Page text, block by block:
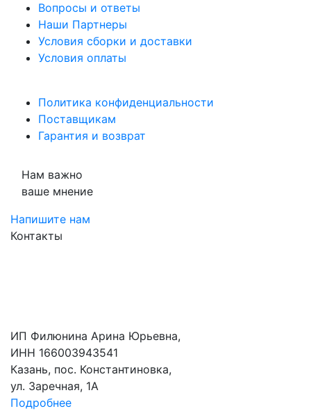
Вопросы и ответы
Наши Партнеры
Условия сборки и доставки
Условия оплаты
Политика конфиденциальности
Поставщикам
Гарантия и возврат
Нам важно
ваше мнение
Напишите нам
Контакты
ИП Филюнина Арина Юрьевна,
ИНН 166003943541
Казань, пос. Константиновка,
ул. Заречная, 1А
Подробнее